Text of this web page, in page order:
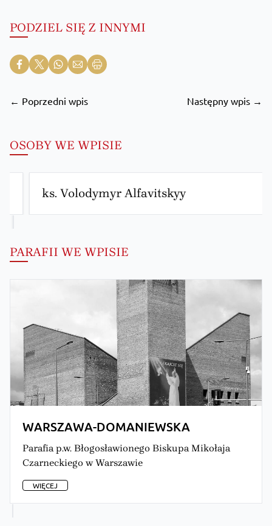
PODZIEL SIĘ Z INNYMI
← Poprzedni wpis Następny wpis →
OSOBY WE WPISIE
ks. Volodymyr Alfavitskyy
PARAFII WE WPISIE
WARSZAWA-DOMANIEWSKA
Parafia p.w. Błogosławionego Biskupa Mikołaja
Czarneckiego w Warszawie
WIĘCEJ